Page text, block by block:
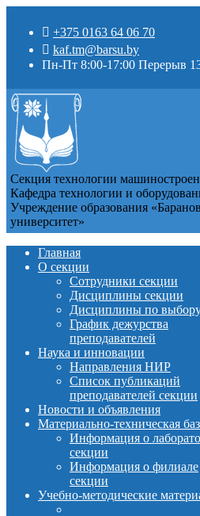
+375 0163 64 06 70
kaf.tm@barsu.by
Пн-Пт 8:00-17:00 Перерыв
Секция технологии
Кафедра технологии и
Учреждение образования
университет»
Главная
О секции
Сотрудники секции
Дисциплины секции
Дисциплины по
График дежурства
преподавателей
Наука и инновации
Направления НИР
Список публикаций
преподавателей секции
Новости и объявления
Материально-техническая
Информация о
секции
Информация о филиале
секции
Учебно-методические